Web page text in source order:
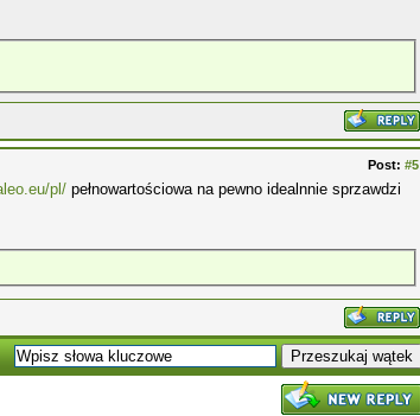
Post: #5
pl/ pełnowartościowa na pewno idealnnie sprzawdzi